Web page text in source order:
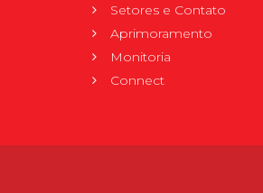
Setores e Contato
Aprimoramento
Monitoria
Connect